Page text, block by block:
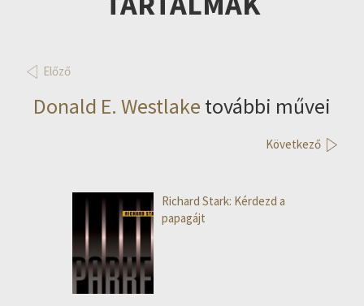
Előző
Donald E. Westlake további művei
Következő
Richard Stark: Kérdezd a
papagájt